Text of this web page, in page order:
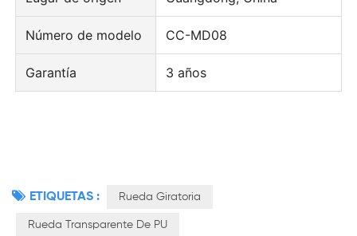
Número de modelo CC-MD08
Garantía 3 años
ETIQUETAS : Rueda Giratoria
Rueda Transparente De PU